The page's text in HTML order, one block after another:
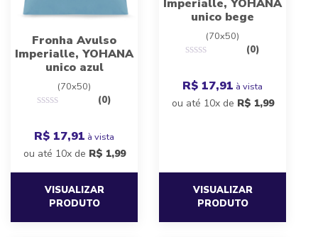
Fronha Avulso
Imperialle, YOHANA
unico azul
(70x50)
(0)
R$ 17,91 à vista
ou até 10x de R$ 1,99
VISUALIZAR
PRODUTO
Imperialle, YOHANA
unico bege
(70x50)
(0)
R$ 17,91 à vista
ou até 10x de R$ 1,99
VISUALIZAR
PRODUTO